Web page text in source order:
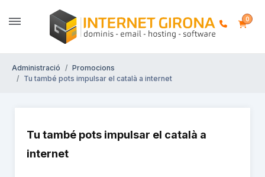
0
Administració
Promocions
Tu també pots impulsar el català a internet
Tu també pots impulsar el català a
internet